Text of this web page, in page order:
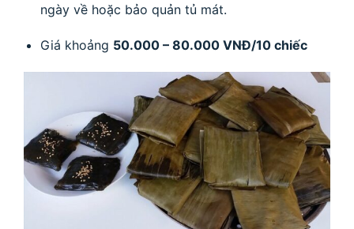
ngày về hoặc bảo quản tủ mát.
Giá khoảng 50.000 – 80.000 VNĐ/10 chiếc